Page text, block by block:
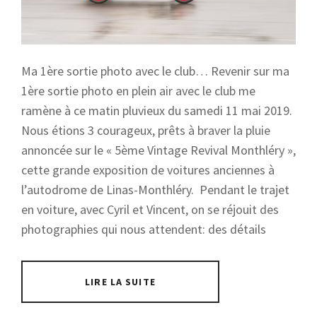
Ma 1ère sortie photo avec le club… Revenir sur ma
1ère sortie photo en plein air avec le club me
ramène à ce matin pluvieux du samedi 11 mai 2019.
Nous étions 3 courageux, prêts à braver la pluie
annoncée sur le « 5ème Vintage Revival Monthléry »,
cette grande exposition de voitures anciennes à
l’autodrome de Linas-Monthléry. Pendant le trajet
en voiture, avec Cyril et Vincent, on se réjouit des
photographies qui nous attendent: des détails
LIRE LA SUITE